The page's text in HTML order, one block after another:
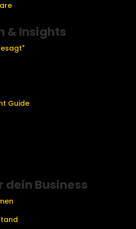
& Insights
Guide
dein Business